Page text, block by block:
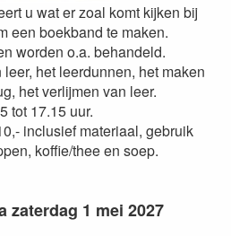
u wat er zoal komt kijken bij
een boekband te maken.
worden o.a. behandeld.
het leerdunnen, het maken
het verlijmen van leer.
tot 17.15 uur.
inclusief materiaal, gebruik
koffie/thee en soep.
zaterdag 1 mei 2027